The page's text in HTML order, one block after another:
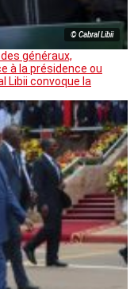
© Cabral Libii
généraux,
à la présidence ou
Libii convoque la